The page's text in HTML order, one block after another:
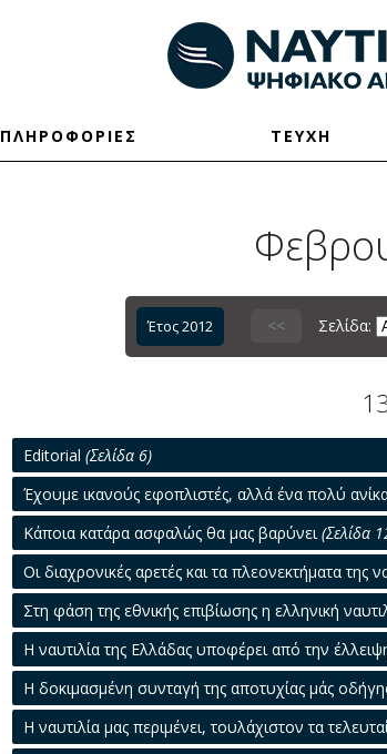
ΠΛΗΡΟΦΟΡΙΕΣ ΤΕΥΧΗ
Έτος 2012 << Σελίδα:
Editorial (Σελίδα 6)
Έχουμε ικανούς εφοπλιστές, αλλά ένα πολύ
Κάποια κατάρα ασφαλώς θα μας βαρύνει(Σελίδα
Οι διαχρονικές αρετές και τα πλεονεκτήματα της
Στη φάση της εθνικής επιβίωσης η ελληνική
Η ναυτιλία της Ελλάδας υποφέρει από την
Η δοκιμασμένη συνταγή της αποτυχίας μάς
Η ναυτιλία μας περιμένει, τουλάχιστον τα